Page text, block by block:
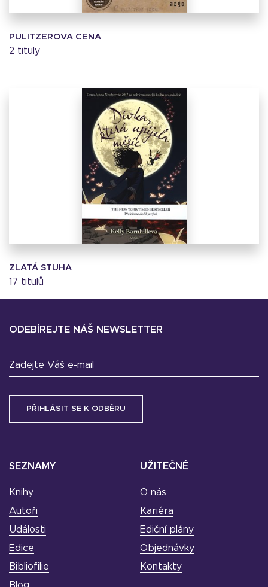
PULITZEROVA CENA
2 tituly
ZLATÁ STUHA
17 titulů
SEZNAMY
Knihy
Autoři
Události
Edice
Bibliofilie
UŽITEČNÉ
O nás
Kariéra
Ediční plány
Objednávky
Kontakty
ODEBÍREJTE NÁŠ NEWSLETTER
Zadejte Váš e-mail